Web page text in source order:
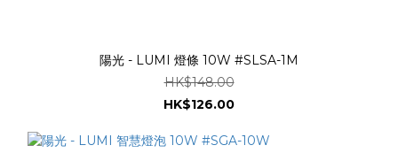
陽光 - LUMI 燈條 10W #SLSA-1M
HK$148.00
HK$126.00